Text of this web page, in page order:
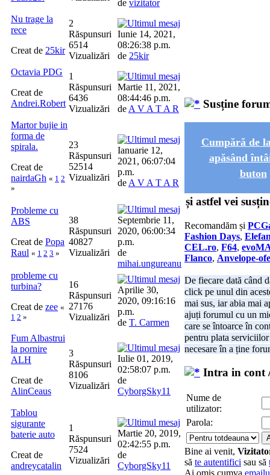
de vizitator
Nu trage la
rece
Creat de 25kir
2
Răspunsuri
6514
Vizualizări
Iunie 14, 2021,
08:26:38 p.m.
de 25kir
Octavia PDG
Creat de
Andrei.Robert
1
Răspunsuri
6436
Vizualizări
Martie 11, 2021,
08:44:46 p.m.
de A V A T A R
Martor bujie in
forma de
spirala.
Creat de
nairdaGh « 1 2
»
23
Răspunsuri
52514
Vizualizări
Ianuarie 12,
2021, 06:07:04
p.m.
de A V A T A R
Probleme cu
ABS
Creat de Popa
Raul « 1 2 3 »
38
Răspunsuri
40827
Vizualizări
Septembrie 11,
2020, 06:00:34
p.m.
de
mihai.ungureanu
probleme cu
turbina?
Creat de zee «
1 2 »
16
Răspunsuri
27176
Vizualizări
Aprilie 30,
2020, 09:16:16
p.m.
de T. Carmen
Fum Albastrui
la pornire
ALH
Creat de
AlinCeaus
3
Răspunsuri
8106
Vizualizări
Iulie 01, 2019,
02:58:07 p.m.
de
CyborgSky11
Tablou
sigurante
baterie auto
Creat de
andreycatalin
1
Răspunsuri
7524
Vizualizări
Martie 20, 2019,
02:42:55 p.m.
de
CyborgSky11
Susține
Cumpără de
apăsând
buton
și astfel vei
Recomandăm și
Fashion Days,
CEL.ro, F64,
Flanco, Anvelope-
De fiecare dată când
click pe unul din
mai sus, iar abia mai
ajuți forumul cu un
care se întoarce în
pentru plata serviciilor
necesare în a ține
Intra in cont
Nume de
utilizator:
Parola:
Bine ai venit,
să te autentifici sau să
Ai omis cumva